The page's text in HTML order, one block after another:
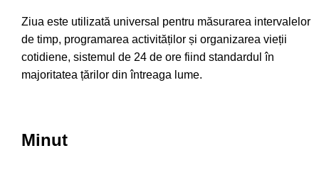
Ziua este utilizată universal pentru măsurarea intervalelor
de timp, programarea activităților și organizarea vieții
cotidiene, sistemul de 24 de ore fiind standardul în
majoritatea țărilor din întreaga lume.
Minut